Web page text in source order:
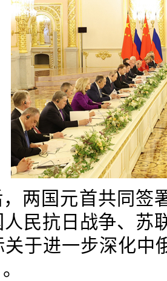
两国元首共同签
人民抗日战争、苏
关于进一步深化中